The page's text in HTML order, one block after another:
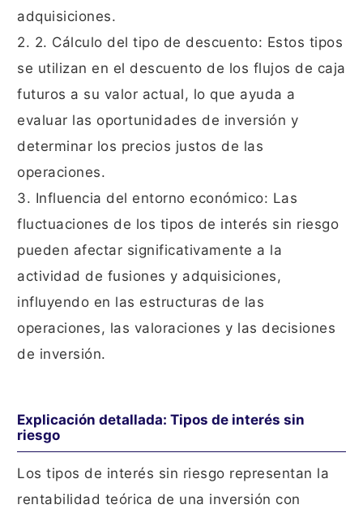
adquisiciones.
2. 2. Cálculo del tipo de descuento: Estos tipos
se utilizan en el descuento de los flujos de caja
futuros a su valor actual, lo que ayuda a
evaluar las oportunidades de inversión y
determinar los precios justos de las
operaciones.
3. Influencia del entorno económico: Las
fluctuaciones de los tipos de interés sin riesgo
pueden afectar significativamente a la
actividad de fusiones y adquisiciones,
influyendo en las estructuras de las
operaciones, las valoraciones y las decisiones
de inversión.
Explicación detallada: Tipos de interés sin
riesgo
Los tipos de interés sin riesgo representan la
rentabilidad teórica de una inversión con